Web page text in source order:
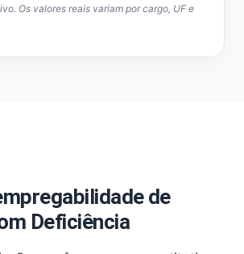
Os valores reais variam por cargo, UF e
de
Deficiência